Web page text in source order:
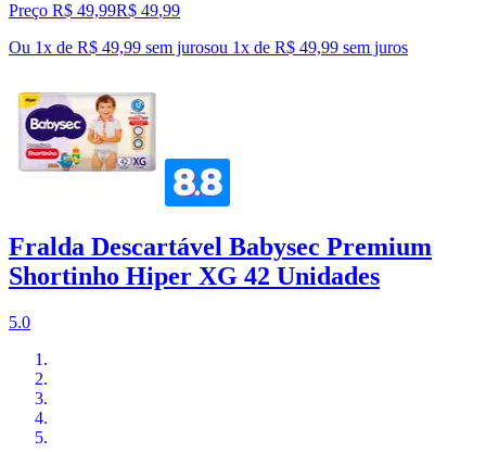
Preço R$ 49,99R$ 49,99
Ou 1x de R$ 49,99 sem jurosou 1x de R$ 49,99 sem juros
Fralda Descartável Babysec Premium
Shortinho Hiper XG 42 Unidades
5.0